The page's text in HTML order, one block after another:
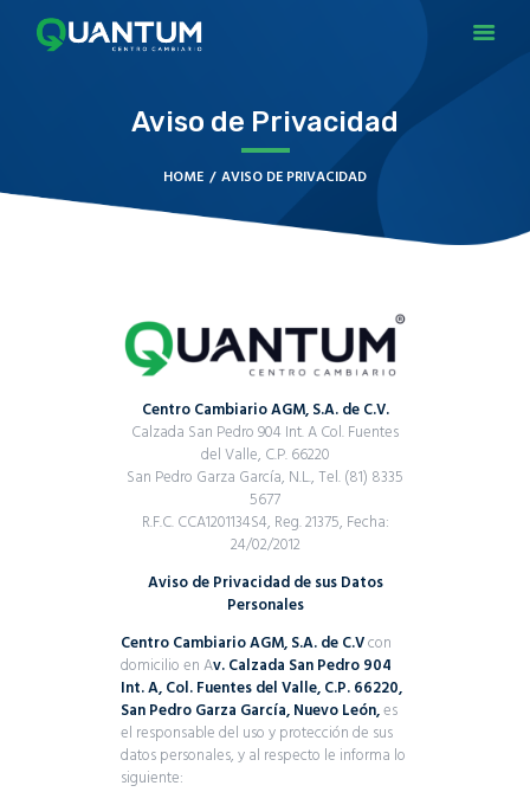
Aviso de Privacidad
HOME AVISO DE PRIVACIDAD
SUCURSALES
Centro Cambiario AGM, S.A. de C.V.
Calzada San Pedro 904 Int. A Col. Fuentes
del Valle, C.P. 66220
San Pedro Garza García, N.L., Tel. (81) 8335
5677
R.F.C. CCA1201134S4, Reg. 21375, Fecha:
24/02/2012
Aviso de Privacidad de sus Datos
Personales
Centro Cambiario AGM, S.A. de C.Vcon
domicilio en Av. Calzada San Pedro 904
Int. A,Col. Fuentes del Valle, C.P. 66220,
San Pedro Garza García, Nuevo León,es
el responsable del uso y protección de sus
datos personales, y al respecto le informa lo
siguiente: